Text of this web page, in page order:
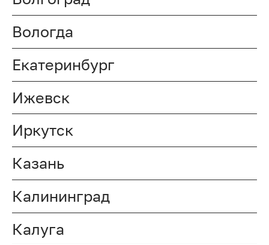
Вологда
Екатеринбург
Ижевск
Иркутск
Казань
Калининград
Калуга